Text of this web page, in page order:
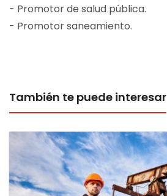
- Promotor de salud pública.
- Promotor saneamiento.
También te puede interesar